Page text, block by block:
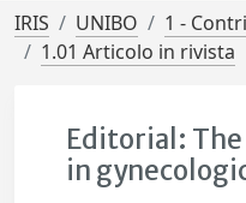
IRIS UNIBO
1 -
1.01 Articolo in rivista
Editorial:
in